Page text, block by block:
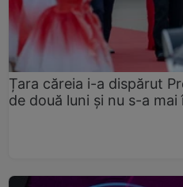
Țara căreia i-a dispărut
de două luni și nu s-a